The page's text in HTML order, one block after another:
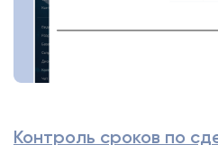
Контроль сроков по